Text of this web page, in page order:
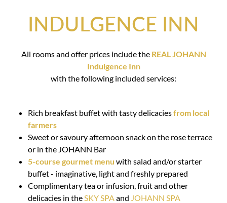
INDULGENCE INN
All rooms and offer prices include the REAL JOHANN
Indulgence Inn
with the following included services:
Rich breakfast buffet with tasty delicaciesfrom local
farmers
Sweet or savoury afternoon snack on the rose terrace
or in the JOHANN Bar
5-course gourmet menu with salad and/or starter
buffet - imaginative, light and freshly prepared
Complimentary tea or infusion, fruit and other
delicacies in the SKY SPA and JOHANN SPA